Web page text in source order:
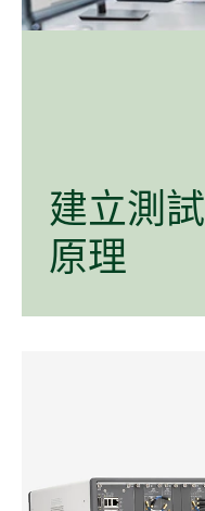
建立測試
原理